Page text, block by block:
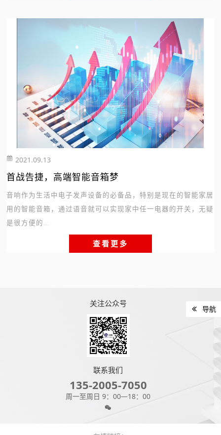
2021.09.13
首战告捷，高端智能音箱梦
音响作为生活中电子发声设备的必备品，特别是现在的智能家居
用的智能音箱，通过语音就可以实现家中任一电器的开关，无疑
是很方便的...
查看更多
导航
关注公众号
联系我们
135-2005-7050
周一至周日 9：00—18：00